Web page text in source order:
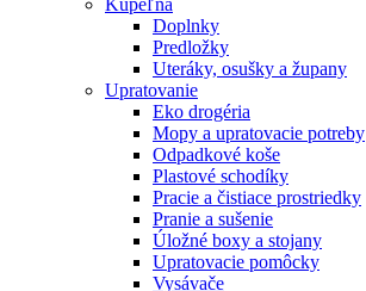
Kúpeľňa
Doplnky
Predložky
Uteráky, osušky a župany
Upratovanie
Eko drogéria
Mopy a upratovacie potreby
Odpadkové koše
Plastové schodíky
Pracie a čistiace prostriedky
Pranie a sušenie
Úložné boxy a stojany
Upratovacie pomôcky
Vysávače